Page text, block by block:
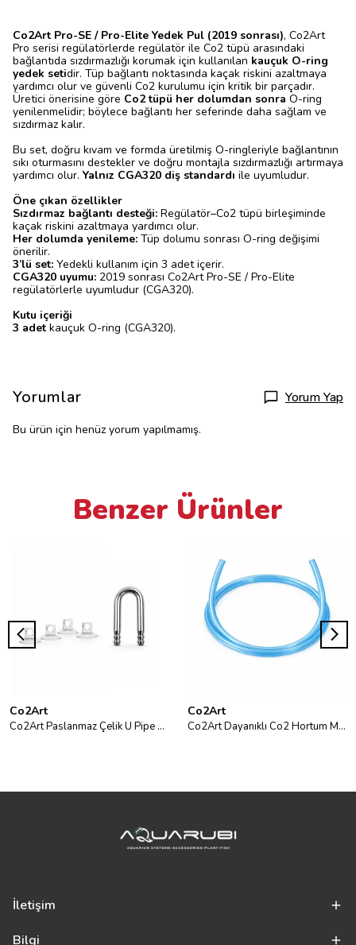
Co2Art Pro-SE / Pro-Elite Yedek Pul (2019 sonrası), Co2Art
Pro serisi regülatörlerde regülatör ile Co2 tüpü arasındaki
bağlantıda sızdırmazlığı korumak için kullanılan kauçuk O-ring
yedek setidir. Tüp bağlantı noktasında kaçak riskini azaltmaya
yardımcı olur ve güvenli Co2 kurulumu için kritik bir parçadır.
Üretici önerisine göre Co2 tüpü her dolumdan sonra O-ring
yenilenmelidir; böylece bağlantı her seferinde daha sağlam ve
sızdırmaz kalır.
Bu set, doğru kıvam ve formda üretilmiş O-ringleriyle bağlantının
sıkı oturmasını destekler ve doğru montajla sızdırmazlığı artırmaya
yardımcı olur. Yalnız CGA320 diş standardı ile uyumludur.
Öne çıkan özellikler
Sızdırmaz bağlantı desteği: Regülatör–Co2 tüpü birleşiminde
kaçak riskini azaltmaya yardımcı olur.
Her dolumda yenileme: Tüp dolumu sonrası O-ring değişimi
önerilir.
3’lü set: Yedekli kullanım için 3 adet içerir.
CGA320 uyumu: 2019 sonrası Co2Art Pro-SE / Pro-Elite
regülatörlerle uyumludur (CGA320).
Kutu içeriği
3 adet kauçuk O-ring (CGA320).
Yorumlar Yorum Yap
Bu ürün için henüz yorum yapılmamış.
Benzer Ürünler
Co2Art
Co2Art Paslanmaz Çelik U Pipe 1cm
Co2Art
Co2Art Dayanıklı Co2 Hortum Mavi (3m)
İletişim
Bilgi